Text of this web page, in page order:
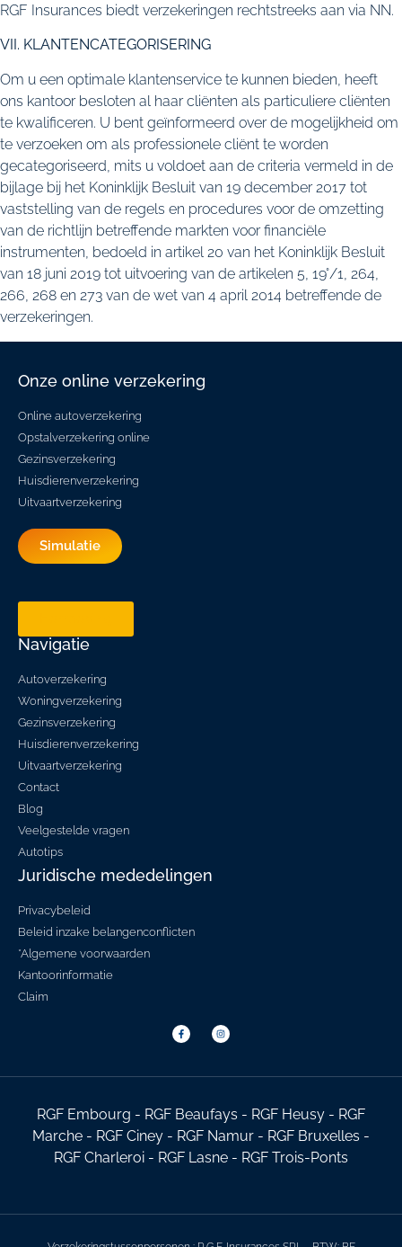
RGF Insurances biedt verzekeringen rechtstreeks aan via NN.
VII. KLANTENCATEGORISERING
Om u een optimale klantenservice te kunnen bieden, heeft
ons kantoor besloten al haar cliënten als particuliere cliënten
te kwalificeren. U bent geïnformeerd over de mogelijkheid om
te verzoeken om als professionele cliënt te worden
gecategoriseerd, mits u voldoet aan de criteria vermeld in de
bijlage bij het Koninklijk Besluit van 19 december 2017 tot
vaststelling van de regels en procedures voor de omzetting
van de richtlijn betreffende markten voor financiële
instrumenten, bedoeld in artikel 20 van het Koninklijk Besluit
van 18 juni 2019 tot uitvoering van de artikelen 5, 19°/1, 264,
266, 268 en 273 van de wet van 4 april 2014 betreffende de
verzekeringen.
Onze online verzekering
Online autoverzekering
Opstalverzekering online
Gezinsverzekering
Huisdierenverzekering
Uitvaartverzekering
Simulatie
Navigatie
Autoverzekering
Woningverzekering
Gezinsverzekering
Huisdierenverzekering
Uitvaartverzekering
Contact
Blog
Veelgestelde vragen
Autotips
Juridische mededelingen
Privacybeleid
Beleid inzake belangenconflicten
*Algemene voorwaarden
Kantoorinformatie
Claim
RGF Embourg - RGF Beaufays - RGF Heusy - RGF
Marche - RGF Ciney - RGF Namur - RGF Bruxelles -
RGF Charleroi - RGF Lasne - RGF Trois-Ponts